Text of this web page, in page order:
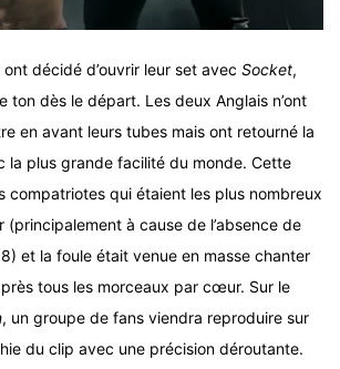
ont décidé d’ouvrir leur set avec Socket,
ton dès le départ. Les deux Anglais n’ont
en avant leurs tubes mais ont retourné la
la plus grande facilité du monde. Cette
compatriotes qui étaient les plus nombreux
(principalement à cause de l’absence de
et la foule était venue en masse chanter
près tous les morceaux par cœur. Sur le
, un groupe de fans viendra reproduire sur
du clip avec une précision déroutante.